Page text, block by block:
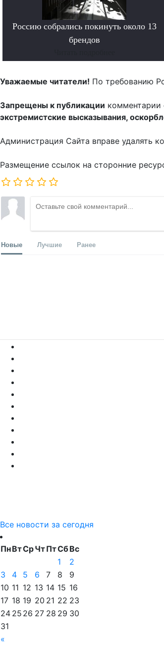
Россию собрались покинуть около 13
брендов
Уважаемые читатели! По требованию
Запрещены к публикации комментарии
экстремистские высказывания,
Администрация Сайта вправе удалять
Размещение ссылок на сторонние
Новые Лучшие Ранее
Все новости за сегодня
ПнВтСрЧтПтСбВс
«
1
2
3
4 5 6 7 8
9
10 11 12 13 14 15 16
17 18 19 20 21 22 23
24 25 26 27 28 29 30
31